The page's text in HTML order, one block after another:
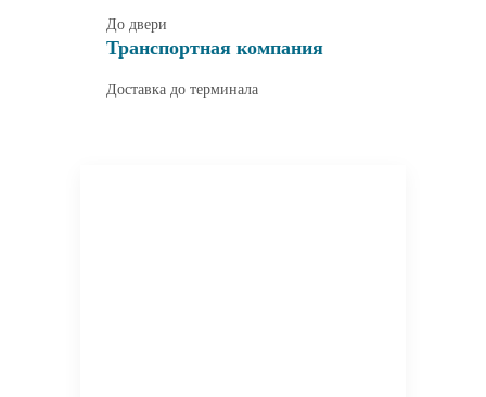
До двери
Транспортная компания
Доставка до терминала